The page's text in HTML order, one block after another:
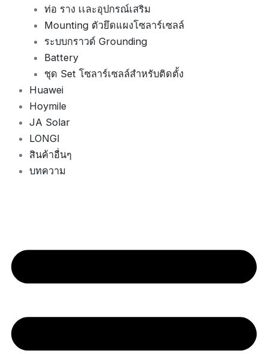
ท่อ ราง เเละอุปกรณ์เสริม
Mounting ตัวยึดแผงโซลาร์เซลล์
ระบบกราวด์ Grounding
Battery
ชุด Set โซลาร์เซลล์สำหรับติดตั้ง
Huawei
Hoymile
JA Solar
LONGI
สินค้าอื่นๆ
บทความ